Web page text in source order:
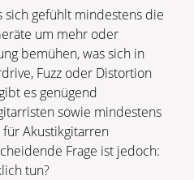
sich gefühlt mindestens die
um mehr oder
bemühen, was sich in
Fuzz oder Distortion
es genügend
sowie mindestens
Akustikgitarren
Frage ist jedoch:
tun?